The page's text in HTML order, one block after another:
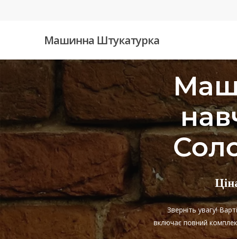
Машинна Штукатурка
Зверніть увагу!
включає повний